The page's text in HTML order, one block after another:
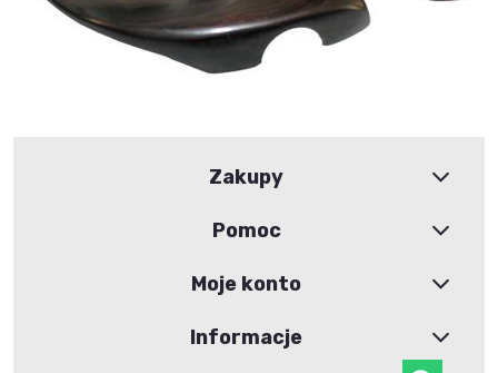
Zakupy
Pomoc
Moje konto
Informacje